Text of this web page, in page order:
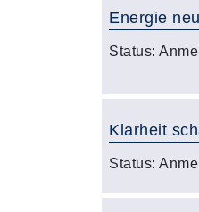
Energie
Status:
Klarheit
Status: